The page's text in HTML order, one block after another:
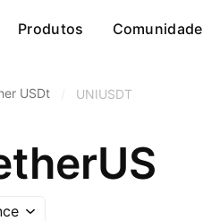
Produtos Comunidade
USDt UNIUSDT